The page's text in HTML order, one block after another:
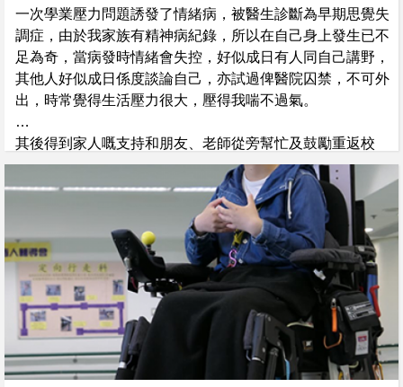
一次學業壓力問題誘發了情緒病，被醫生診斷為早期思覺失
調症，由於我家族有精神病紀錄，所以在自己身上發生已不
足為奇，當病發時情緒會失控，好似成日有人同自己講野，
其他人好似成日係度談論自己，亦試過俾醫院囚禁，不可外
出，時常覺得生活壓力很大，壓得我喘不過氣。
其後得到家人嘅支持和朋友、老師從旁幫忙及鼓勵重返校
園，可惜跟不上學習的進度，亦因受朋輩影響加上缺乏自信
關係，結果半途而廢，荒廢學業，草草完成中六畢業後，就
四出尋找兼職工作，時常懷疑自己的價值，後悔沒有好好把
握時間，在自己跌落後悔的過程中，反而再度虛耗數年時
光，進入懷疑價值、後悔、虛耗時間的惡性循環，經常唔開
心，又會擔心自己隨時發病....